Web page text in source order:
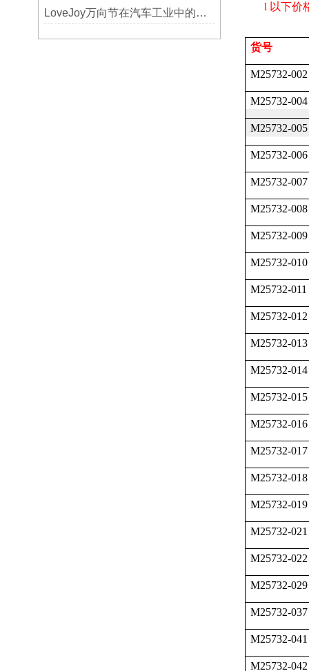
LoveJoy万向节在汽车工业中的重要性
l 以下价
货号
M25732-002
M25732-004
M25732-005
M25732-006
M25732-007
M25732-008
M25732-009
M25732-010
M25732-011
M25732-012
M25732-013
M25732-014
M25732-015
M25732-016
M25732-017
M25732-018
M25732-019
M25732-021
M25732-022
M25732-029
M25732-037
M25732-041
M25732-042